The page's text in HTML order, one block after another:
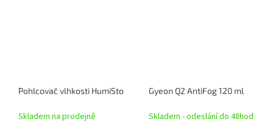
Pohlcovač vlhkosti HumiStop AUTO 1 + 1
Skladem na prodejně
Gyeon Q2 AntiFog 120 ml
Skladem - odeslání do 48hod